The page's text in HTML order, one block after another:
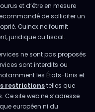
et d’être en mesure
de solliciter un
Ouinex ne fournit
juridique ou fiscal.
ne sont pas proposés
sont interdits ou
les États-Unis et
restrictionstelles que
site web ne s’adresse
européen ni du